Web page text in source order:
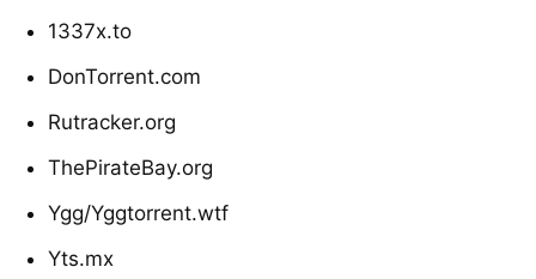
1337x.to
DonTorrent.com
Rutracker.org
ThePirateBay.org
Ygg/Yggtorrent.wtf
Yts.mx